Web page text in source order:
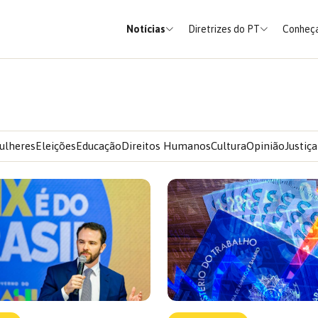
Notícias Diretrizes do PT
EleiçõesEducaçãoDireitos HumanosCulturaOpiniãoJustiça